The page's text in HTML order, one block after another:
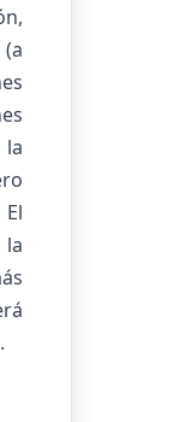
la